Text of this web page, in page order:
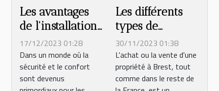
Les avantages
de l'installation
d'un rideau
métallique
motorisé pour
les commerces
17/12/2023 01:28
Dans un monde où la
sécurité et le confort
sont devenus
Les différents
types de
diagnostics
immobiliers
obligatoires
avant la vente
30/11/2023 01:38
L'achat ou la vente d'une
propriété à Brest, tout
comme dans le reste de